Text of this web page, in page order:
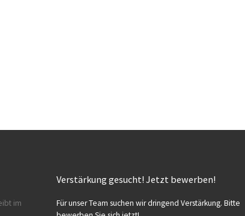
im
Verstärkung gesucht! Jetzt bewerben!
Für unser Team suchen wir dringend Verstärkung. Bitte